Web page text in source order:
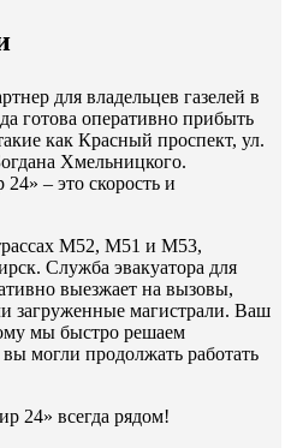
для владельцев газелей в
готова оперативно прибыть
как Красный проспект, ул.
Хмельницкого.
– это скорость и
М52, М51 и М53,
Служба эвакуатора для
выезжает на вызовы,
загруженные магистрали. Ваш
мы быстро решаем
могли продолжать работать
24» всегда рядом!